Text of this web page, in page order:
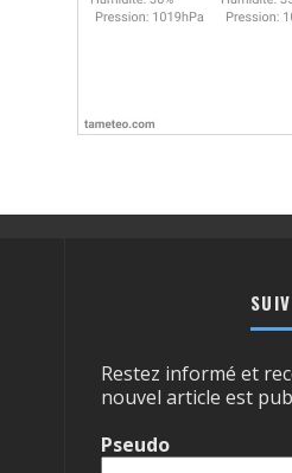
Restez informé et
nouvel article est
Pseudo